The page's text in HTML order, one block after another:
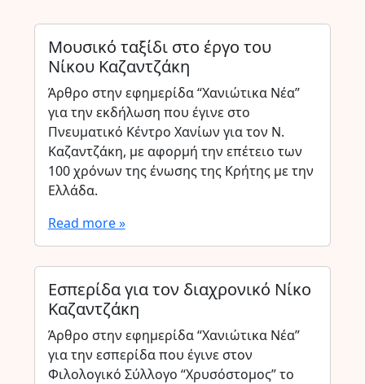
Μουσικό ταξίδι στο έργο του
Νίκου Καζαντζάκη
Άρθρο στην εφημερίδα “Χανιώτικα Νέα”
για την εκδήλωση που έγινε στο
Πνευματικό Κέντρο Χανίων για τον Ν.
Καζαντζάκη, με αφορμή την επέτειο των
100 χρόνων της ένωσης της Κρήτης με την
Ελλάδα.
Read more »
Εσπερίδα για τον διαχρονικό Νίκο
Καζαντζάκη
Άρθρο στην εφημερίδα “Χανιώτικα Νέα”
για την εσπερίδα που έγινε στον
Φιλολογικό Σύλλογο “Χρυσόστομος” το